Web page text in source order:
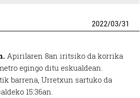
2022/03/31
Apirilaren 8an iritsiko da korrika
egingo ditu eskualdean.
barrena, Urretxun sartuko da
15:36an.